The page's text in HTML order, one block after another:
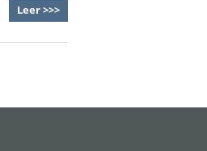
Leer >>>